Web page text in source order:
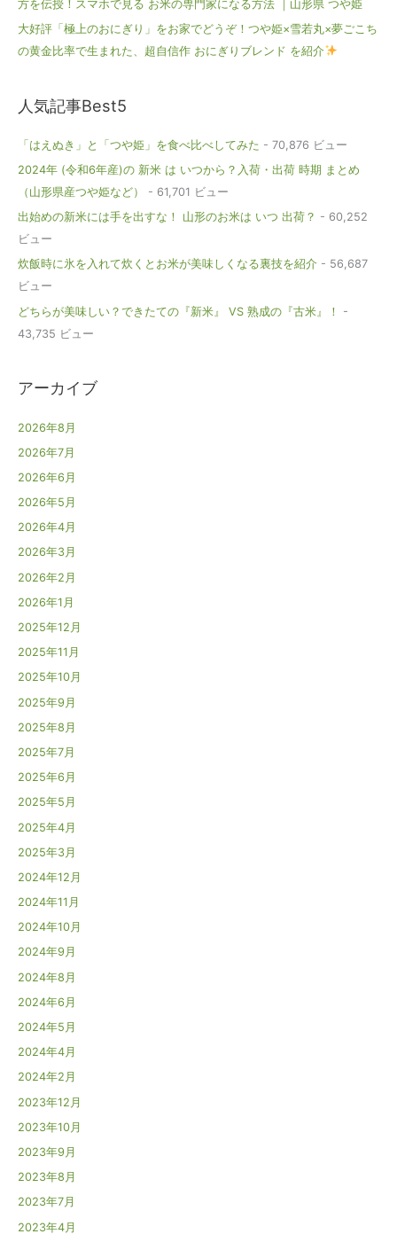
方を伝授！スマホで見る お米の専門家になる方法 ｜山形県 つや姫
大好評「極上のおにぎり」をお家でどうぞ！つや姫×雪若丸×夢ごこち
の黄金比率で生まれた、超自信作 おにぎりブレンド を紹介
人気記事Best5
「はえぬき」と「つや姫」を食べ比べしてみた - 70,876 ビュー
2024年 (令和6年産)の 新米 は いつから？入荷・出荷 時期 まとめ
（山形県産つや姫など）
- 61,701 ビュー
出始めの新米には手を出すな！ 山形のお米は いつ 出荷？ - 60,252
ビュー
炊飯時に氷を入れて炊くとお米が美味しくなる裏技を紹介 - 56,687
ビュー
どちらが美味しい？できたての『新米』 VS 熟成の『古米』！
-
43,735 ビュー
アーカイブ
2026年8月
2026年7月
2026年6月
2026年5月
2026年4月
2026年3月
2026年2月
2026年1月
2025年12月
2025年11月
2025年10月
2025年9月
2025年8月
2025年7月
2025年6月
2025年5月
2025年4月
2025年3月
2024年12月
2024年11月
2024年10月
2024年9月
2024年8月
2024年6月
2024年5月
2024年4月
2024年2月
2023年12月
2023年10月
2023年9月
2023年8月
2023年7月
2023年4月